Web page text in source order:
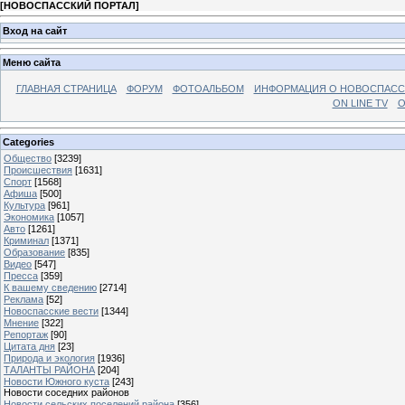
[НОВОСПАССКИЙ ПОРТАЛ]
Вход на сайт
Меню сайта
ГЛАВНАЯ СТРАНИЦА ФОРУМ ФОТОАЛЬБОМ
ИНФОРМАЦИЯ О
ON LINE TV
Categories
Общество [3239]
Происшествия [1631]
Спорт [1568]
Афиша [500]
Культура [961]
Экономика [1057]
Авто [1261]
Криминал [1371]
Образование [835]
Видео [547]
Пресса [359]
К вашему сведению [2714]
Реклама [52]
Новоспасские вести [1344]
Мнение [322]
Репортаж [90]
Цитата дня [23]
Природа и экология [1936]
ТАЛАНТЫ РАЙОНА [204]
Новости Южного куста [243]
Новости соседних районов